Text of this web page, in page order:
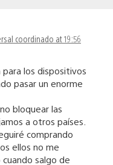
coordinado at 19:56
para los dispositivos
pasar un enorme
bloquear las
a otros países.
comprando
ellos no me
salgo de